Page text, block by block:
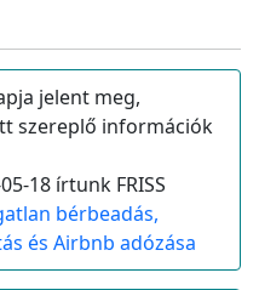
jelent meg,
szereplő információk
18 írtunk FRISS
bérbeadás,
és Airbnb adózása